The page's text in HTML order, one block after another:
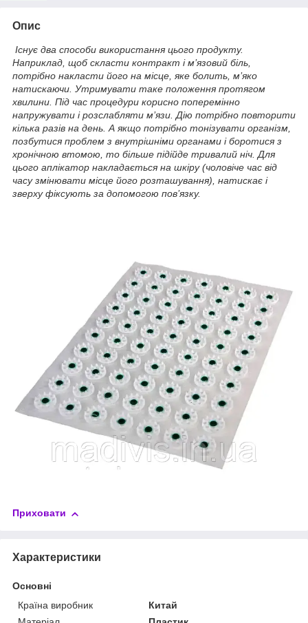
Опис
Існує два способи використання цього продукту.
Наприклад, щоб скласти контракт і м’язовий біль,
потрібно накласти його на місце, яке болить, м’яко
натискаючи. Утримувати таке положення протягом
хвилини. Під час процедури корисно поперемінно
напружувати і розслабляти м’язи. Дію потрібно повторити
кілька разів на день. А якщо потрібно тонізувати організм,
позбутися проблем з внутрішніми органами і боротися з
хронічною втомою, то більше підійде тривалий ніч. Для
цього аплікатор накладається на шкіру (чоловіче час від
часу змінювати місце його розташування), натискає і
зверху фіксують за допомогою пов’язку.
Приховати
Характеристики
Основні
Країна виробник
Китай